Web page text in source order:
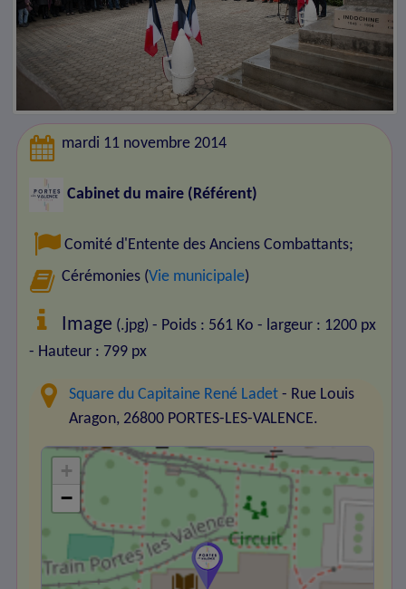
mardi 11 novembre 2014
Cabinet du maire (Référent)
Comité d'Entente des Anciens Combattants;
Cérémonies (Vie municipale)
Image (.jpg) - Poids : 561 Ko - largeur : 1200 px
- Hauteur : 799 px
Square du Capitaine René Ladet - Rue Louis
Aragon, 26800 PORTES-LES-VALENCE.
+
−